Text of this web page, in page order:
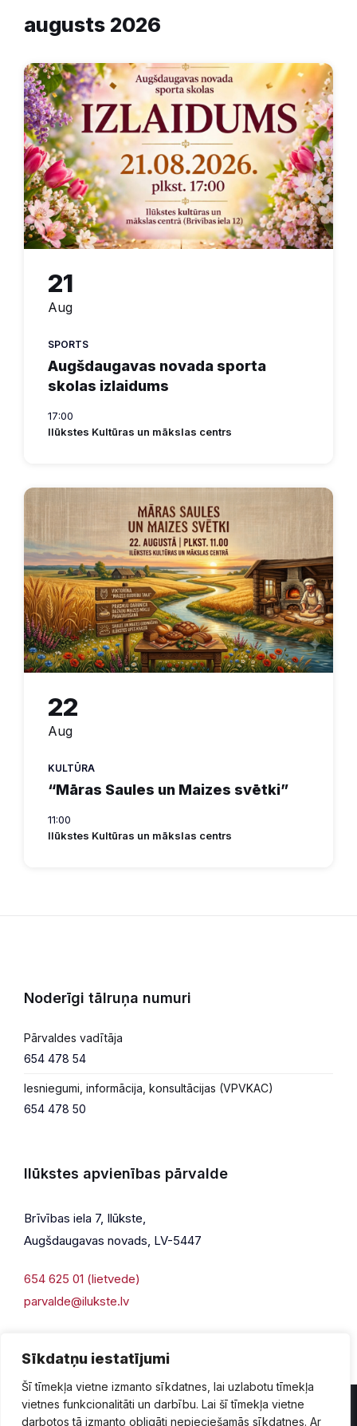
Sīkdatņu iestatījumi
Šī tīmekļa vietne izmanto sīkdatnes, lai uzlabotu tīmekļa
vietnes funkcionalitāti un darbību. Lai šī tīmekļa vietne
darbotos tā izmanto obligāti nepieciešamās sīkdatnes. Ar
augusts 2026
21
Aug
SPORTS
Augšdaugavas novada sporta
skolas izlaidums
17:00
Ilūkstes Kultūras un mākslas centrs
22
Aug
KULTŪRA
“Māras Saules un Maizes svētki”
11:00
Ilūkstes Kultūras un mākslas centrs
Noderīgi tālruņa numuri
Pārvaldes vadītāja
654 478 54
Iesniegumi, informācija, konsultācijas (VPVKAC)
654 478 50
Ilūkstes apvienības pārvalde
Brīvības iela 7, Ilūkste,
Augšdaugavas novads, LV-5447
654 625 01 (lietvede)
parvalde@ilukste.lv